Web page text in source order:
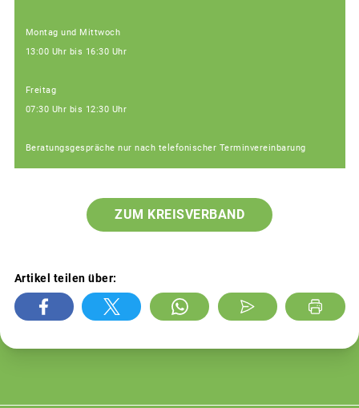
Montag und Mittwoch
13:00 Uhr bis 16:30 Uhr
Freitag
07:30 Uhr bis 12:30 Uhr
Beratungsgespräche nur nach telefonischer Terminvereinbarung
ZUM KREISVERBAND
Artikel teilen über: